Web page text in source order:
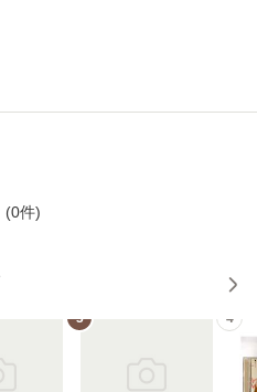
(0件)
3 4